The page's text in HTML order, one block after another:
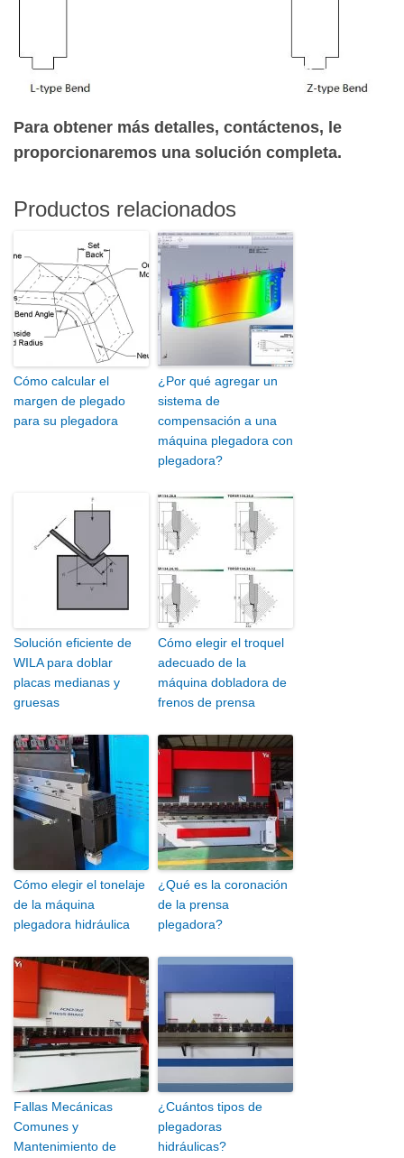
Para obtener más detalles, contáctenos, le
proporcionaremos una solución completa.
Productos relacionados
Cómo calcular el
margen de plegado
para su plegadora
¿Por qué agregar un
sistema de
compensación a una
máquina plegadora con
plegadora?
Solución eficiente de
WILA para doblar
placas medianas y
gruesas
Cómo elegir el troquel
adecuado de la
máquina dobladora de
frenos de prensa
Cómo elegir el tonelaje
de la máquina
plegadora hidráulica
¿Qué es la coronación
de la prensa
plegadora?
Fallas Mecánicas
Comunes y
Mantenimiento de
¿Cuántos tipos de
plegadoras
hidráulicas?